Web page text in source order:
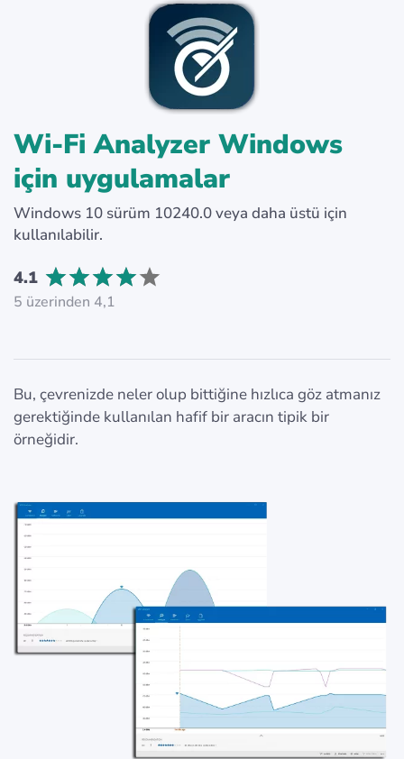
Wi-Fi Analyzer Windows
için uygulamalar
Windows 10 sürüm 10240.0 veya daha üstü için
kullanılabilir.
4.1
5 üzerinden 4,1
Bu, çevrenizde neler olup bittiğine hızlıca göz atmanız
gerektiğinde kullanılan hafif bir aracın tipik bir
örneğidir.